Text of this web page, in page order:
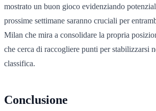
mostrato un buon gioco evidenziando
prossime settimane saranno cruciali per
Milan che mira a consolidare la propria
che cerca di raccogliere punti per stabilizzarsi
classifica.
Conclusione